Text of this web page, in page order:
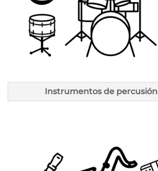
Instrumentos de percusión